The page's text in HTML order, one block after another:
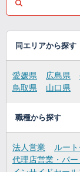
同エリアから探す
愛媛県 広島県
鳥取県
山口県
職種から探す
法人営業 ルー
代理店営業・パ